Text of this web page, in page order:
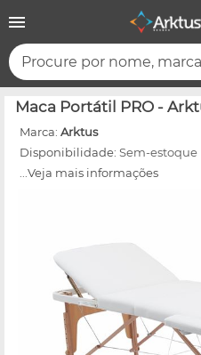
Procure por nome,
Maca Portátil PRO -
Marca: Arktus
Disponibilidade: Sem-estoque
...Veja mais informações